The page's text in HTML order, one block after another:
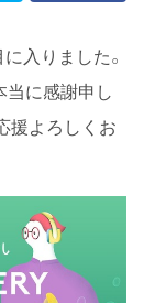
入りました。
に感謝申し
援よろしくお